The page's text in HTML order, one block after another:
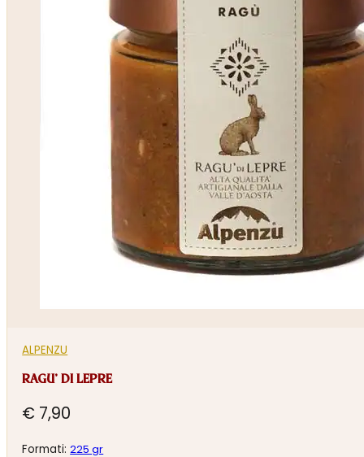
ALPENZU
RAGU’ DI LEPRE
€ 7,90
Formati:225 gr